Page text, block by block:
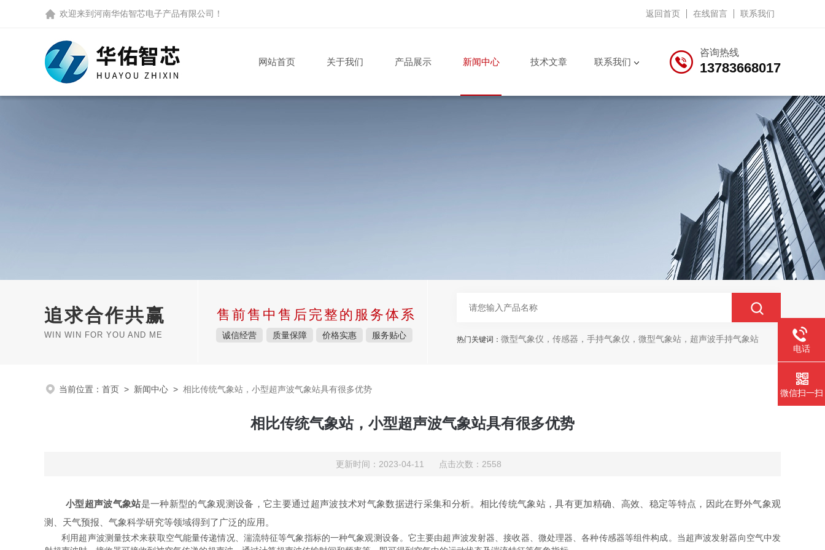
欢迎来到 河南华佑智芯电子产品有限公司 ！ 返回首页 在线留言 联系我们
咨询热线
13783668017
网站首页 关于我们 产品展示 新闻中心 技术文章 联系我们
追求合作共赢
WIN WIN FOR YOU AND ME
售前售中售后完整的服务体系
诚信经营 质量保障 价格实惠 服务贴心 热门关键词： 微型气象仪，传感器，手持气象仪，微型气象站，超声波手持气象站
当前位置： 首页 > 新闻中心 > 相比传统气象站，小型超声波气象站具有很多优势
相比传统气象站，小型超声波气象站具有很多优势
更新时间：2023-04-11 点击次数：2558
小型超声波气象站是一种新型的气象观测设备，它主要通过超声波技术对气象数据进行采集和分析。相比传统气象站，具有更加精确、高效、稳定等特点，因此在野外气象观
测、天气预报、气象科学研究等领域得到了广泛的应用。
利用超声波测量技术来获取空气能量传递情况、湍流特征等气象指标的一种气象观测设备。它主要由超声波发射器、接收器、微处理器、各种传感器等组件构成。当超声波发射器向空气中发
电话
微信扫一扫